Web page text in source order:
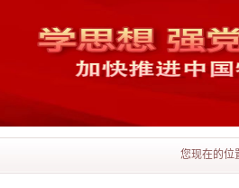
您现在的位